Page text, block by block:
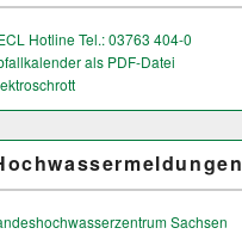
Hotline Tel.: 03763 404-0
als PDF-Datei
Sachsen